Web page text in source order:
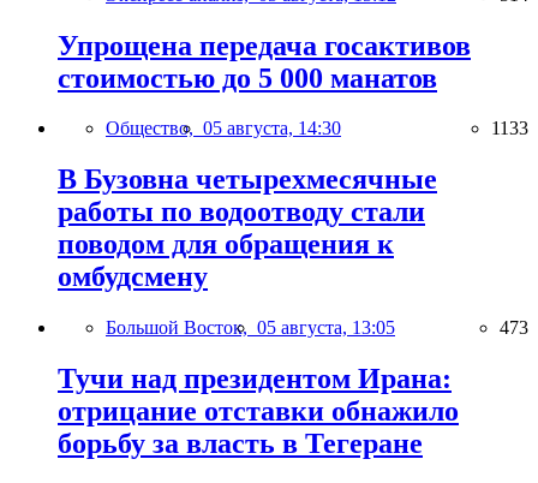
Упрощена передача госактивов
стоимостью до 5 000 манатов
Общество, 05 августа, 14:30 1133
В Бузовна четырехмесячные
работы по водоотводу стали
поводом для обращения к
омбудсмену
Большой Восток, 05 августа, 13:05 473
Тучи над президентом Ирана:
отрицание отставки обнажило
борьбу за власть в Тегеране